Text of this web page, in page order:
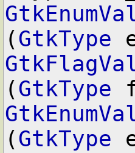
(GtkType
(GtkType
(GtkType